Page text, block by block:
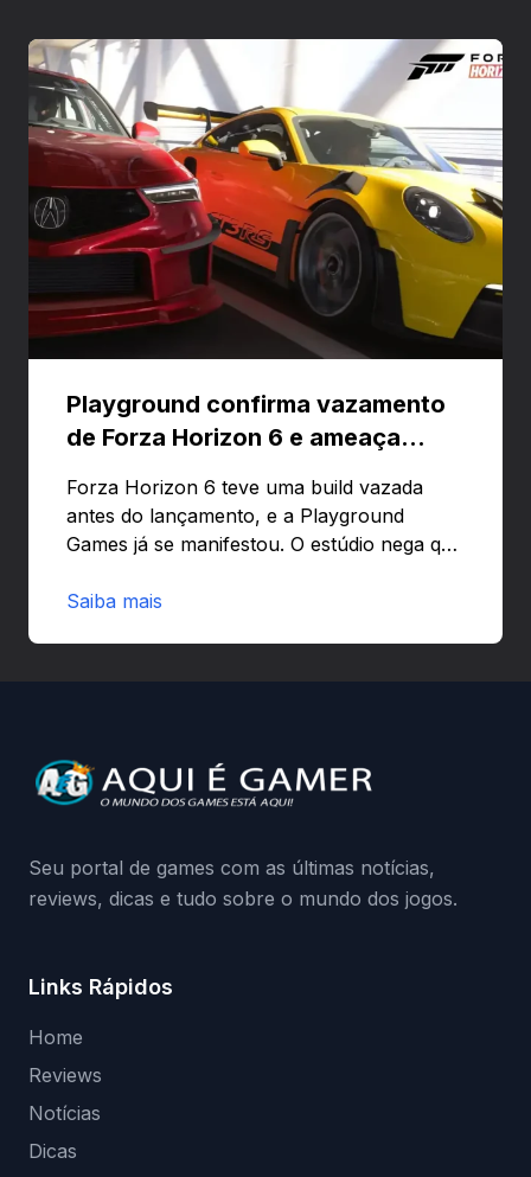
Playground confirma vazamento
de Forza Horizon 6 e ameaça
Forza Horizon 6 teve uma build vazada
antes do lançamento, e a Playground
Games já se manifestou. O estúdio nega que
preload e avisa que quem usar versões não
da Playground: negação do preload,
medidas contra acessos não autorizados
Saiba mais
Seu portal de games com as últimas notícias,
reviews, dicas e tudo sobre o mundo dos jogos.
Links Rápidos
Home
Reviews
Notícias
Dicas